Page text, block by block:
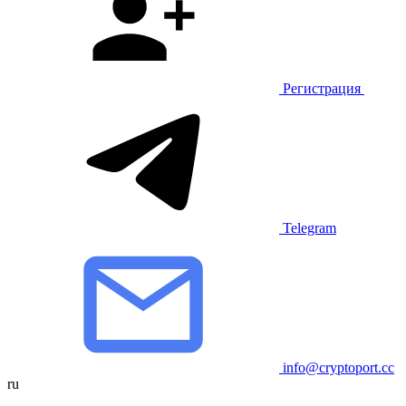
Регистрация
Telegram
info@cryptoport.cc
ru